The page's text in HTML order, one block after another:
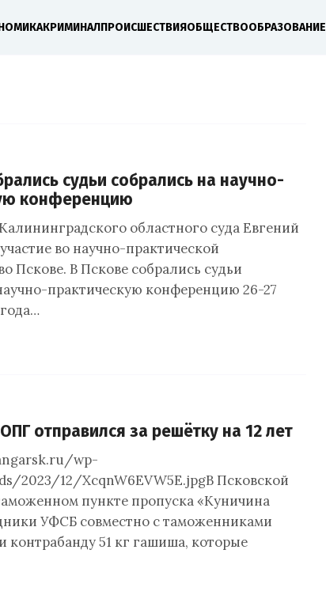
КРИМИНАЛПРОИСШЕСТВИЯОБЩЕСТВООБРАЗОВАНИЕ
судьи собрались на научно-
конференцию
областного суда Евгений
во научно-практической
Пскове. В Пскове собрались судьи
практическую конференцию 26-27
отправился за решётку на 12 лет
wp-
2023/12/XcqnW6EVW5E.jpgВ Псковской
пункте пропуска «Куничина
УФСБ совместно с таможенниками
контрабанду 51 кг гашиша, которые